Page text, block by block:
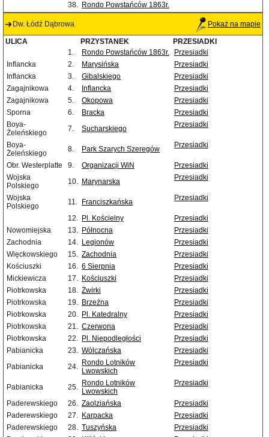
38. Rondo Powstańców 1863r.
Dw. Łódź Dąbrowa Pokaż na mapie
ULICA PRZYSTANEK
PRZESIADKI
1.
Rondo Powstańców 1863r.
Przesiadki
Inflancka
2. Marysińska
Przesiadki
Inflancka
3. Gibalskiego
Przesiadki
Zagajnikowa
4. Inflancka
Przesiadki
Zagajnikowa
5. Okopowa
Przesiadki
Sporna
6. Bracka
Przesiadki
Boya-
Żeleńskiego
7. Sucharskiego Przesiadki
Boya-
Żeleńskiego
8. Park Szarych Szeregów Przesiadki
Obr. Westerplatte 9. Organizacji WiN
Przesiadki
Wojska
Polskiego
10. Marynarska Przesiadki
Wojska
Polskiego
11. Franciszkańska Przesiadki
12. Pl. Kościelny
Przesiadki
Nowomiejska
13. Północna
Przesiadki
Zachodnia
14. Legionów
Przesiadki
Więckowskiego
15. Zachodnia
Przesiadki
Kościuszki
16. 6 Sierpnia
Przesiadki
Mickiewicza
17. Kościuszki
Przesiadki
Piotrkowska
18. Żwirki
Przesiadki
Piotrkowska
19. Brzeźna
Przesiadki
Piotrkowska
20. Pl. Katedralny
Przesiadki
Piotrkowska
21. Czerwona
Przesiadki
Piotrkowska
22. Pl. Niepodległości
Przesiadki
Pabianicka
23. Wólczańska
Przesiadki
Pabianicka
24. Rondo Lotników
Lwowskich
Przesiadki
Pabianicka 25. Rondo Lotników
Lwowskich
Przesiadki
Paderewskiego 26. Zaolziańska
Przesiadki
Paderewskiego
27. Karpacka
Przesiadki
Paderewskiego
28. Tuszyńska
Przesiadki